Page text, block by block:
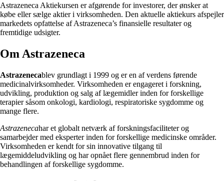
Astrazeneca Aktiekursen er afgørende for investorer, der ønsker at
købe eller sælge aktier i virksomheden. Den aktuelle aktiekurs afspejler
markedets opfattelse af Astrazeneca’s finansielle resultater og
fremtidige udsigter.
Om Astrazeneca
Astrazenecablev grundlagt i 1999 og er en af verdens førende
medicinalvirksomheder. Virksomheden er engageret i forskning,
udvikling, produktion og salg af lægemidler inden for forskellige
terapier såsom onkologi, kardiologi, respiratoriske sygdomme og
mange flere.
Astrazenecahar et globalt netværk af forskningsfaciliteter og
samarbejder med eksperter inden for forskellige medicinske områder.
Virksomheden er kendt for sin innovative tilgang til
lægemiddeludvikling og har opnået flere gennembrud inden for
behandlingen af forskellige sygdomme.